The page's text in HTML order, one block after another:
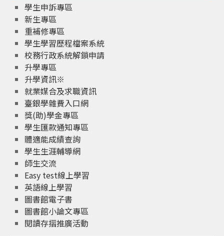
學生申訴專區
新生專區
重補修專區
學生學習歷程檔案系統
校務行政系統解鎖申請
升學專區
升學資訊※
就業媒合及求職資訊
臺銀學雜費入口網
獎(助)學金專區
學生匯款通知專區
體適能成績查詢
學生生涯輔導網
師生交流
Easy test線上學習
英語線上學習
圖書館電子書
圖書館小論文專區
閱讀存摺推廣活動